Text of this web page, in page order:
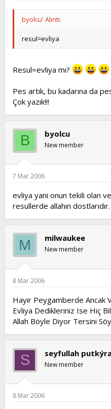
byolcu' Alıntı:
resul=evliya
Resul=evliya mı?
Pes artık, bu kadarına da
Çok yazık!!!
B byolcu
New member
7 Mar 2006
evliya yani onun tekili olan
resullerde allahın dostlarıdır.
M milwaukee
New member
8 Mar 2006
Hayir Peygamberde Ancak
Evliya Dedikleriniz Ise Hiç
Allah Böyle Diyor Tersini
S seyfullah
New member
8 Mar 2006